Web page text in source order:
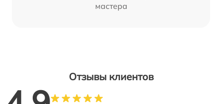
мастера
Отзывы клиентов